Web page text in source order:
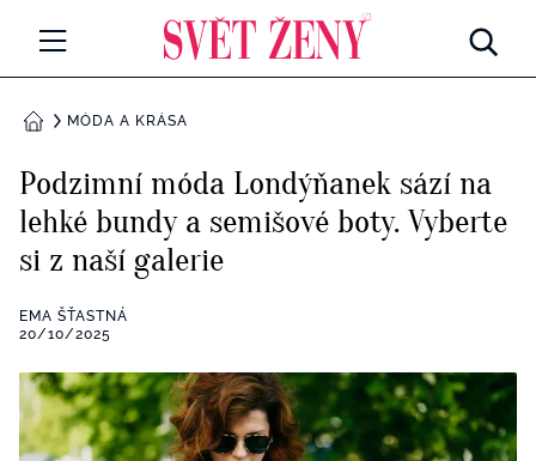
Všechny kategorie
Rozhovory
RETROHUBKY
Všechny kategorie
Seberozvoj
Všechny kategorie
Životní styl
ZÁBAVA
DOMŮMÓDA A KRÁSA
Podzimní móda Londýňanek sází na
lehké bundy a semišové boty. Vyberte
si z naší galerie
EMA ŠŤASTNÁ
20/10/2025